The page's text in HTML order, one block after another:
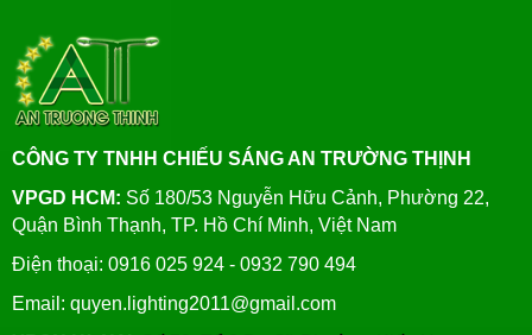
CÔNG TY TNHH CHIẾU SÁNG AN TRƯỜNG THỊNH
VPGD HCM: Số 180/53 Nguyễn Hữu Cảnh, Phường 22,
Quận Bình Thạnh, TP. Hồ Chí Minh, Việt Nam
Điện thoại: 0916 025 924 - 0932 790 494
Email: quyen.lighting2011@gmail.com